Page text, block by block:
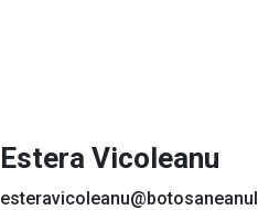
Estera Vicoleanu